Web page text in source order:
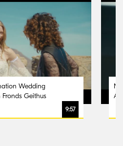
Wedding
Geithus
9:57